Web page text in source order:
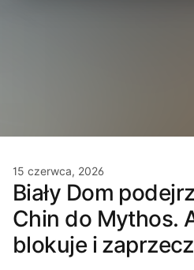
15 czerwca, 2026
Biały Dom
Chin do Mythos.
blokuje i